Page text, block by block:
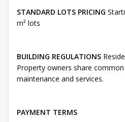
STANDARD LOTS PRICING
m² lots
BUILDING REGULATIONS
Property owners share
maintenance and services.
PAYMENT TERMS